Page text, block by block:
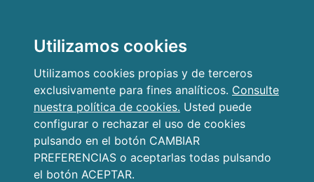
Utilizamos cookies
Utilizamos cookies propias y de terceros
exclusivamente para fines analíticos. Consulte
nuestra política de cookies. Usted puede
configurar o rechazar el uso de cookies
pulsando en el botón CAMBIAR
PREFERENCIAS o aceptarlas todas pulsando
el botón ACEPTAR.